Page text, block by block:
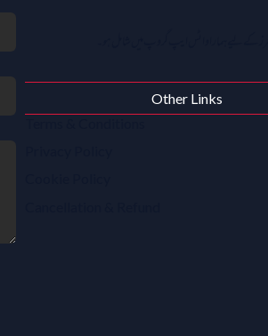
Other Links